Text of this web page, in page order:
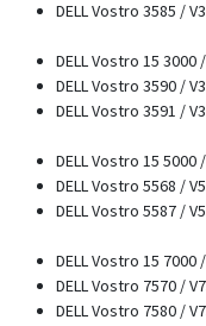
DELL Vostro 3585 /
DELL Vostro 15 3000
DELL Vostro 3590 /
DELL Vostro 3591 /
DELL Vostro 15 5000
DELL Vostro 5568 /
DELL Vostro 5587 /
DELL Vostro 15 7000
DELL Vostro 7570 /
DELL Vostro 7580 /